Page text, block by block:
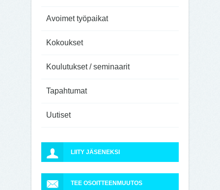
Avoimet työpaikat
Kokoukset
Koulutukset / seminaarit
Tapahtumat
Uutiset
LIITY JÄSENEKSI
TEE OSOITTEENMUUTOS